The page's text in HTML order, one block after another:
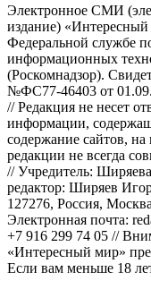
Электронное СМИ
издание) «Интересный
Федеральной службе
информационных
(Роскомнадзор).
№ФС77-46403 от
// Редакция не несет
информации,
содержание сайтов,
редакции не всегда
// Учредитель:
редактор: Ширяев
127276, Россия,
Электронная почта:
+7 916 299 74 05 //
«Интересный мир»
Если вам меньше 18